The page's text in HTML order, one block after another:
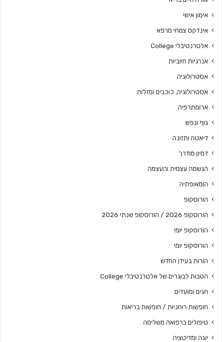
אימון אישי
אינדקס צמחי מרפא
אלטרנטיבלי College
אנרגיות חיוביות
אסטרולוגיה
אסטרולוגיה, כוכבים ומזלות
ארומתרפיה
גוף ונפש
דיאטה ותזונה
דמיון מודרך
הגשמה עצמית והעצמה
הומאופתיה
הורוסקופ
הורוסקופ 2026 / הורוסקופ שנתי 2026
הורוסקופ יומי
הורוסקופ יומי
הורות בעידן החדש
הטבות לבוגרים של אלטרנטיבלי College
חגים ומועדים
חופשות רוחניות / חופשות בריאות
טיפולים ברפואה משלימה
יוגה ומדיטציה